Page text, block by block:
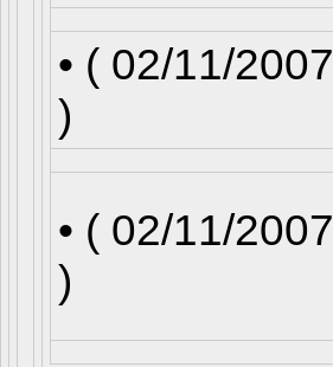
• ( 02/11/2007
)
• ( 02/11/2007
)